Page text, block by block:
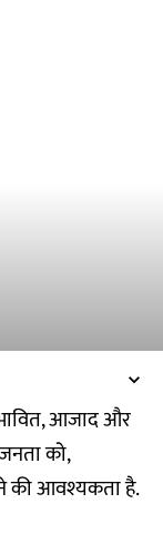
आजाद और
को,
की आवश्यकता है.